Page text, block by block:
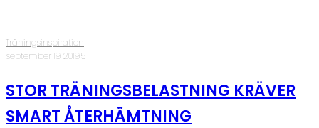
Träningsinspiration
·september 19, 2019·5
STOR TRÄNINGSBELASTNING KRÄVER
SMART ÅTERHÄMTNING